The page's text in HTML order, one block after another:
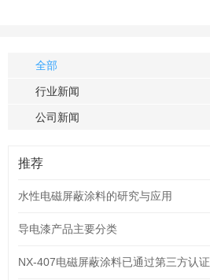
全部
行业新闻
公司新闻
推荐
水性电磁屏蔽涂料的研究与应用
导电漆产品主要分类
NX-407电磁屏蔽涂料已通过第三方认证